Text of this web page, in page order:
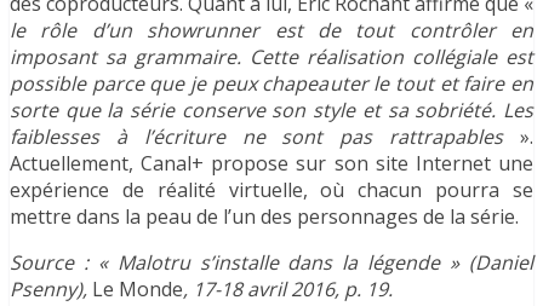
le rôle d’un showrunner est de tout contrôler en
imposant sa grammaire. Cette réalisation collégiale est
possible parce que je peux chapeauter le tout et faire en
sorte que la série conserve son style et sa sobriété. Les
faiblesses à l’écriture ne sont pas rattrapables ».
Actuellement, Canal+ propose sur son site Internet une
expérience de réalité virtuelle, où chacun pourra se
mettre dans la peau de l’un des personnages de la série.
Source : « Malotru s’installe dans la légende » (Daniel
Psenny), Le Monde, 17-18 avril 2016, p. 19.